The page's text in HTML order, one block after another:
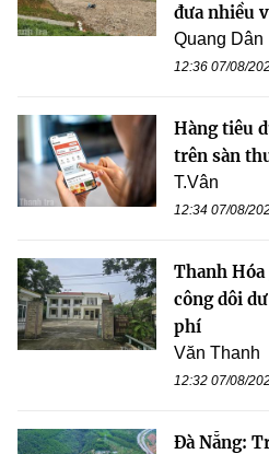
đưa nhiều
Quang Dân
12:36 07/08/
Hàng tiêu
trên sàn
T.Vân
12:34 07/08/
Thanh Hóa
công dôi
phí
Văn Thanh
12:32 07/08/
Đà Nẵng: